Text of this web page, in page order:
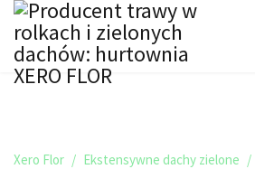
Xero Flor Ekstensywne dachy zielone